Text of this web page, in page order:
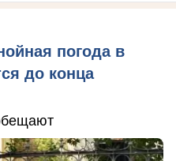
погода в
до конца